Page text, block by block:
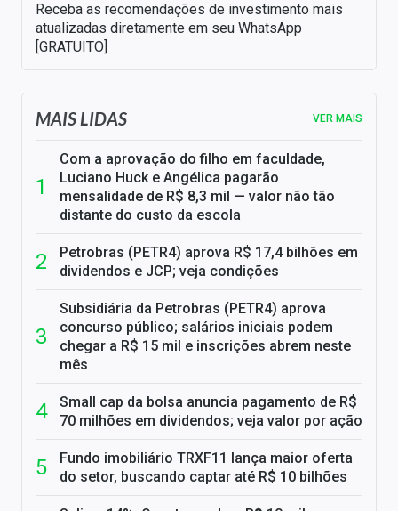
Receba as recomendações de investimento mais
atualizadas diretamente em seu WhatsApp
[GRATUITO]
MAIS LIDAS VER MAIS
Com a aprovação do filho em faculdade,
Luciano Huck e Angélica pagarão
mensalidade de R$ 8,3 mil — valor não tão
distante do custo da escola
Petrobras (PETR4) aprova R$ 17,4 bilhões em
dividendos e JCP; veja condições
Subsidiária da Petrobras (PETR4) aprova
concurso público; salários iniciais podem
chegar a R$ 15 mil e inscrições abrem neste
mês
Small cap da bolsa anuncia pagamento de R$
70 milhões em dividendos; veja valor por ação
Fundo imobiliário TRXF11 lança maior oferta
do setor, buscando captar até R$ 10 bilhões